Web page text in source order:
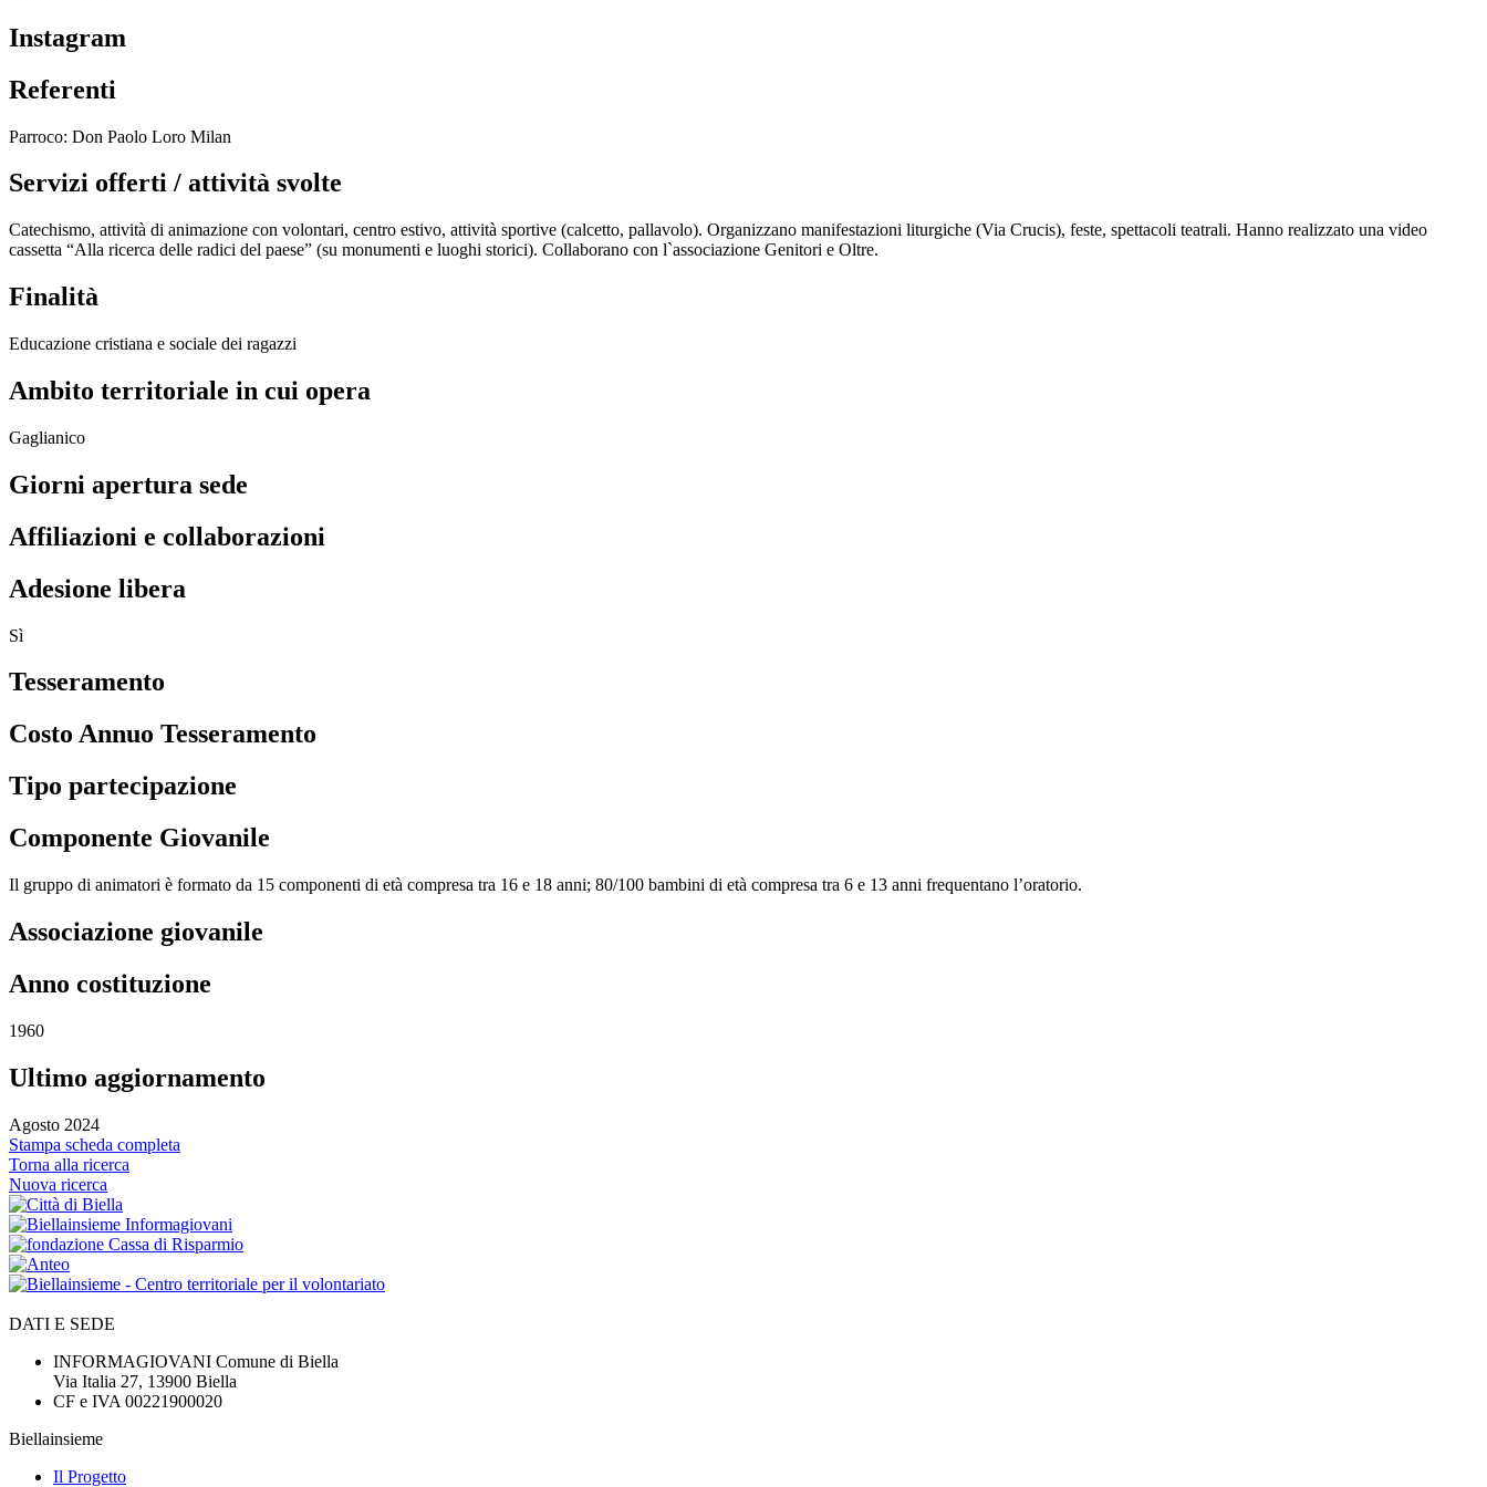
Instagram
Referenti
Parroco: Don Paolo Loro Milan
Servizi offerti / attività svolte
Catechismo, attività di animazione con volontari, centro estivo, attività sportive (calcetto, pallavolo). Organizzano manifestazioni liturgiche (Via Crucis), feste, spettacoli teatrali. Hanno realizzato una video
cassetta “Alla ricerca delle radici del paese” (su monumenti e luoghi storici). Collaborano con l`associazione Genitori e Oltre.
Finalità
Educazione cristiana e sociale dei ragazzi
Ambito territoriale in cui opera
Gaglianico
Giorni apertura sede
Affiliazioni e collaborazioni
Adesione libera
Sì
Tesseramento
Costo Annuo Tesseramento
Tipo partecipazione
Componente Giovanile
Il gruppo di animatori è formato da 15 componenti di età compresa tra 16 e 18 anni; 80/100 bambini di età compresa tra 6 e 13 anni frequentano l’oratorio.
Associazione giovanile
Anno costituzione
1960
Ultimo aggiornamento
Agosto 2024
Stampa scheda completa
Torna alla ricerca
Nuova ricerca
DATI E SEDE
INFORMAGIOVANI Comune di Biella
Via Italia 27, 13900 Biella
CF e IVA 00221900020
Biellainsieme
Il Progetto